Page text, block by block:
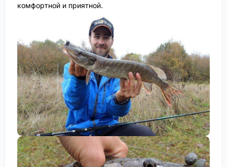
комфортной и приятной.